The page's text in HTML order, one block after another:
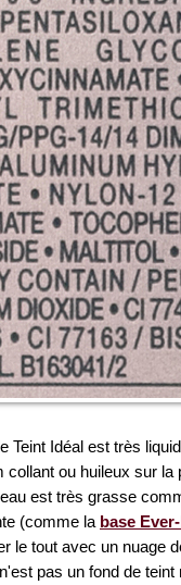
Teint Idéal est très
collant ou huileux sur
est très grasse
(comme la base
le tout avec un nuage
pas un fond de